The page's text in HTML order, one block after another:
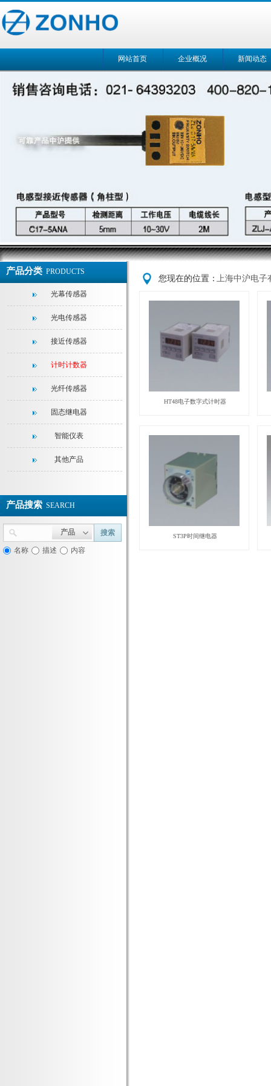
网站首页 企业概况 新闻动态
产品分类 PRODUCTS
上海中沪电子
您现在的位置：
光幕传感器
光电传感器
接近传感器
计时计数器
光纤传感器
固态继电器
智能仪表
其他产品
HT48电子数字式计时器
ST3P时间继电器
产品搜索 SEARCH
产品 搜索
名称 描述 内容